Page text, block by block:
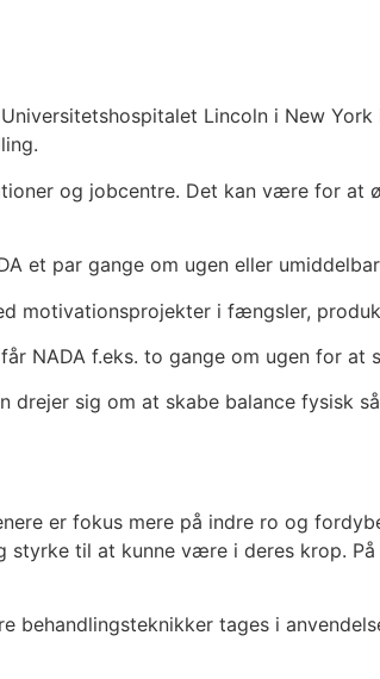
Lincoln i New
og jobcentre. Det kan være for
et par gange om ugen eller
motivationsprojekter i fængsler,
NADA f.eks. to gange om ugen for at
sig om at skabe balance fysisk
er fokus mere på indre ro og
til at kunne være i deres krop.
behandlingsteknikker tages i